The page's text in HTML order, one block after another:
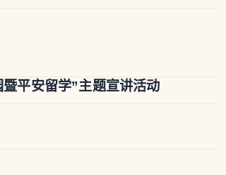
平安留学”主题宣讲活动